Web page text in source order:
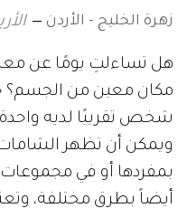
زهرة الخليج - الأردن الأربعاء
هل تساءلتِ يومًا عن
مكان معين من
شخص تقريبًا لديه
ويمكن أن تظهر
بمفردها أو في
أيضاً بطرق مختلفة،